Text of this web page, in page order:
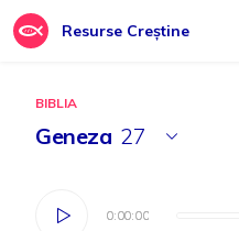
Resurse Creștine
BIBLIA
Geneza 27
0:00:00
0:00:00